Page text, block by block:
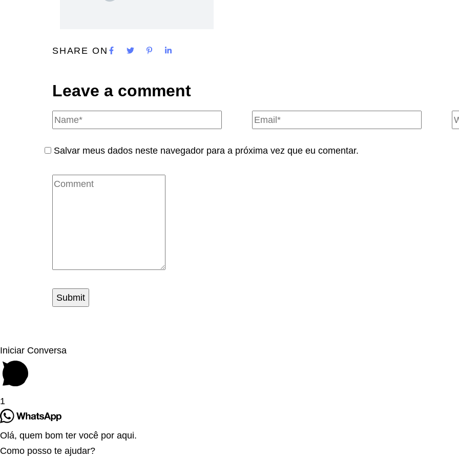
SHARE ON
Leave a comment
Salvar meus dados neste navegador para a próxima vez que eu comentar.
Iniciar Conversa
1
Olá, quem bom ter você por aqui.
Como posso te ajudar?